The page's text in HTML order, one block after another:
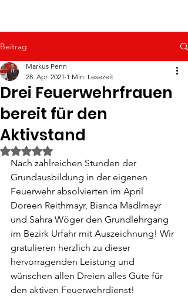
Beitrag
Drei Feuerwehrfrauen
bereit für den
Aktivstand
Markus Penn
28. Apr. 2021 1 Min. Lesezeit
Mit NaN von 5 Sternen bewertet.
Nach zahlreichen Stunden der
Grundausbildung in der eigenen
Feuerwehr absolvierten im April
Doreen Reithmayr, Bianca Madlmayr
und Sahra Wöger den Grundlehrgang
im Bezirk Urfahr mit Auszeichnung! Wir
gratulieren herzlich zu dieser
hervorragenden Leistung und
wünschen allen Dreien alles Gute für
den aktiven Feuerwehrdienst!